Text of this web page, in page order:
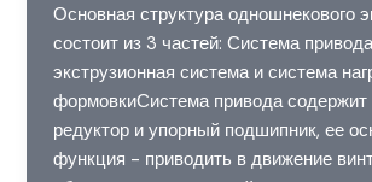
Основная структура одношнекового
состоит из 3 частей: Система
экструзионная система и система
формовкиСистема привода
редуктор и упорный подшипник, ее
функция - приводить в движение